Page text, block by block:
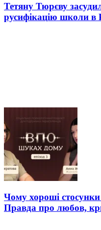
Тетяну Тюрєву
русифікацію школи в
Чому хороші
Правда про любов,